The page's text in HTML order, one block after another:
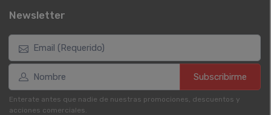
Newsletter
Subscribirme
Enterate antes que nadie de nuestras promociones, descuentos y
acciones comerciales.